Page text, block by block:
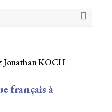
français à
Jonathan KOCH